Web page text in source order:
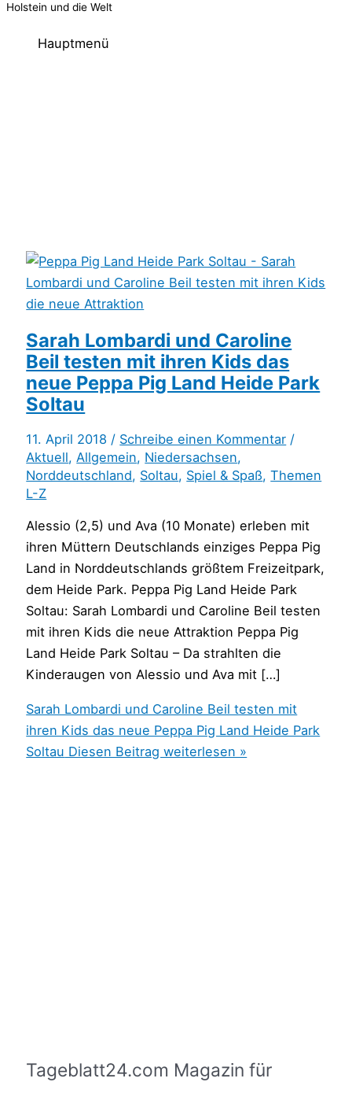
Holstein und die Welt
Hauptmenü
Sarah Lombardi und Caroline
Beil testen mit ihren Kids das
neue Peppa Pig Land Heide Park
Soltau
11. April 2018 / Schreibe einen Kommentar /
Aktuell, Allgemein, Niedersachsen,
Norddeutschland, Soltau, Spiel & Spaß,Themen
L-Z
Alessio (2,5) und Ava (10 Monate) erleben mit
ihren Müttern Deutschlands einziges Peppa Pig
Land in Norddeutschlands größtem Freizeitpark,
dem Heide Park. Peppa Pig Land Heide Park
Soltau: Sarah Lombardi und Caroline Beil testen
mit ihren Kids die neue Attraktion Peppa Pig
Land Heide Park Soltau – Da strahlten die
Kinderaugen von Alessio und Ava mit […]
Sarah Lombardi und Caroline Beil testen mit
ihren Kids das neue Peppa Pig Land Heide Park
Soltau Diesen Beitrag weiterlesen »
Tageblatt24.com Magazin für